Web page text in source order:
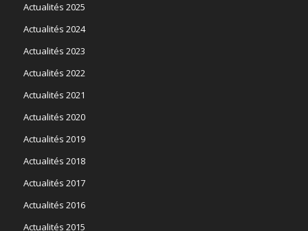
Actualités 2025
Actualités 2024
Actualités 2023
Actualités 2022
Actualités 2021
Actualités 2020
Actualités 2019
Actualités 2018
Actualités 2017
Actualités 2016
Actualités 2015